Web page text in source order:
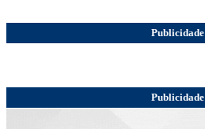
Publicidade
Publicidade